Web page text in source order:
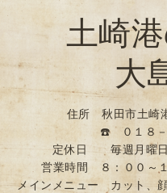
土崎
大
住所 秋田市土
☎️ ０１８－
定休日 毎週月曜日
営業時間 ８：００～
メインメニュー カット、